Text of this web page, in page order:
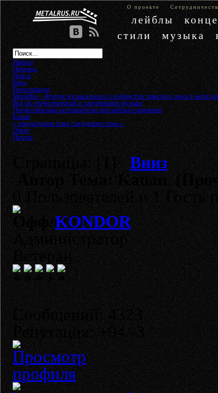
О проекте
лейблы
стили
музыка
Начало
Помощь
Поиск
Вход
Регистрация
MetalRus - Форум музыкального сообщества тяжелого рока и металла
Всё об отечественной и зарубежной музыке»
Отечественные исполнители российского времени»
Kauan
« предыдущая тема следующая тема »
Ответ
Печать
Страницы: [1]Вниз
АвторТема: Kauan
0 Пользователей и 1 Гость
KONDOR
Администратор
Ветеран
Сообщений: 4323
Репутация: +94/-3